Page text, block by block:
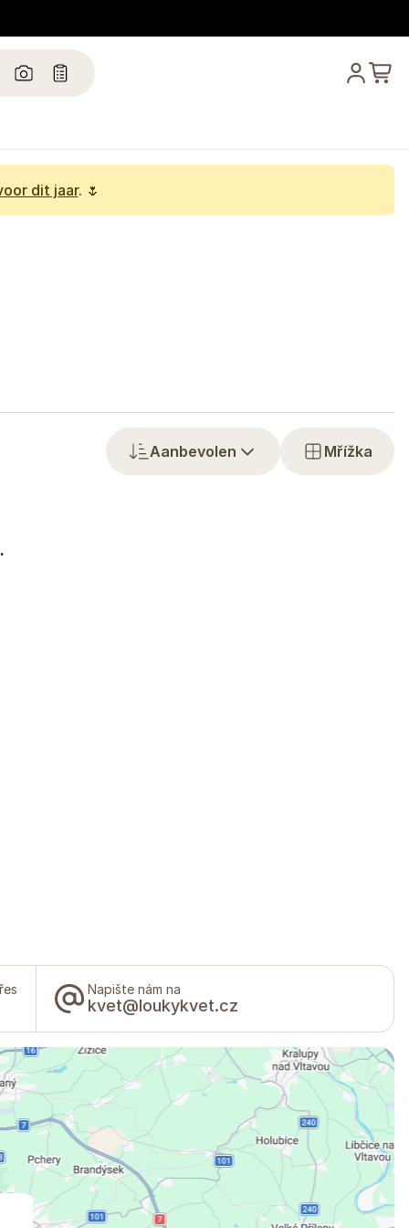
dit jaar. 🌷
Aanbevolen Mřížka
Napište nám na
kvet@loukykvet.cz